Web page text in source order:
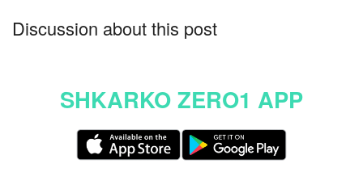
Discussion about this post
SHKARKO ZERO1 APP